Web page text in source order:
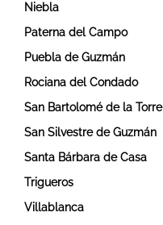
Niebla
Paterna del Campo
Puebla de Guzmán
Rociana del Condado
San Bartolomé de la Torre
San Silvestre de Guzmán
Santa Bárbara de Casa
Trigueros
Villablanca